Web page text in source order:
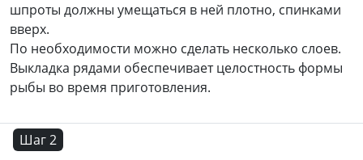
шпроты должны умещаться в ней плотно, спинками
вверх.
По необходимости можно сделать несколько слоев.
Выкладка рядами обеспечивает целостность формы
рыбы во время приготовления.
Шаг 2